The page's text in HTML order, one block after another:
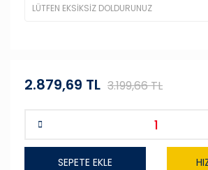
2.879,69 TL 3.199,66 TL
SEPETE EKLE